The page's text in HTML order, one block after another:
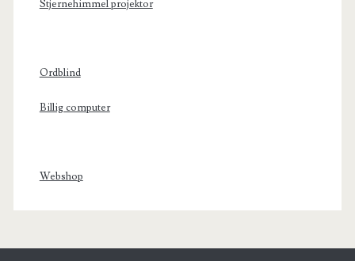
Stjernehimmel projektor
Ordblind
Billig computer
Webshop